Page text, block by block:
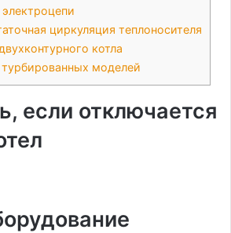
циркуляция теплоносителя
котла
моделей
если отключается